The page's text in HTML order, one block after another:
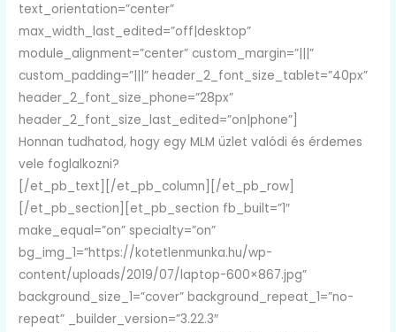
text_orientation=”center”
max_width_last_edited=”off|desktop”
module_alignment=”center” custom_margin=”|||”
custom_padding=”|||” header_2_font_size_tablet=”40px”
header_2_font_size_phone=”28px”
header_2_font_size_last_edited=”on|phone”]
Honnan tudhatod, hogy egy MLM üzlet valódi és érdemes
vele foglalkozni?
[/et_pb_text][/et_pb_column][/et_pb_row]
[/et_pb_section][et_pb_section fb_built=”1″
make_equal=”on” specialty=”on”
bg_img_1=”https://kotetlenmunka.hu/wp-
content/uploads/2019/07/laptop-600×867.jpg”
background_size_1=”cover” background_repeat_1=”no-
repeat” _builder_version=”3.22.3″